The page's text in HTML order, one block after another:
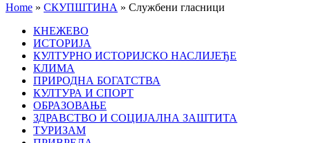
Home » СКУПШТИНА » Службени гласници
КНЕЖЕВО
ИСТОРИЈА
КУЛТУРНО ИСТОРИЈСКО НАСЛИЈЕЂЕ
КЛИМА
ПРИРОДНА БОГАТСТВА
КУЛТУРА И СПОРТ
ОБРАЗОВАЊЕ
ЗДРАВСТВО И СОЦИЈАЛНА ЗАШТИТА
ТУРИЗАМ